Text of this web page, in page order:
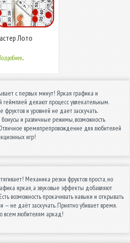
Лото
с первых минут! Яркая графика и
делают процесс увлекательным.
фруктов и уровней не дает заскучать.
и различные режимы, возможность
времяпрепровождение для любителей
игр!
Механика резки фруктов проста, но
яркая, а звуковые эффекты добавляют
возможность прокачивать навыки и открывать
— не даёт заскучать. Приятно убивает время.
всем любителям аркад!